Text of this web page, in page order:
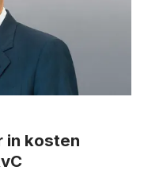
in kosten